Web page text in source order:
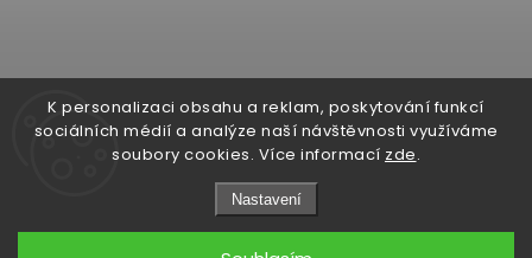
K personalizaci obsahu a reklam, poskytování funkcí
sociálních médií a analýze naší návštěvnosti využíváme
soubory cookies. Více informací zde.
Nastavení
MALLER. Všechna práva vyhrazena.
Upravit nastavení cookies